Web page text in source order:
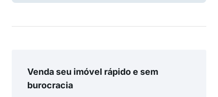
Venda seu imóvel rápido e sem
burocracia